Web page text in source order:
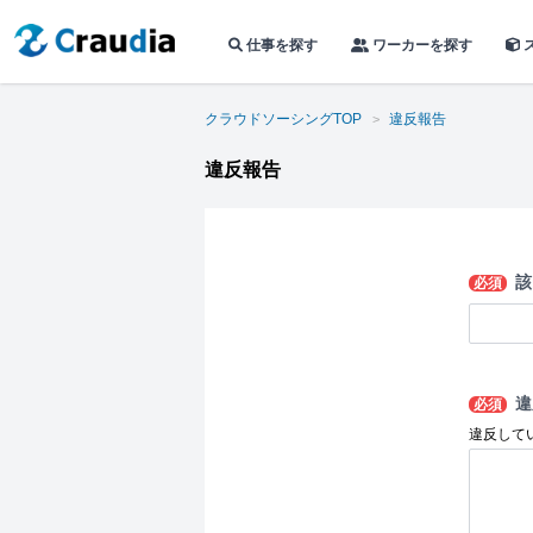
仕事を探す ワーカーを探す
クラウドソーシングTOP 違反報告
違反報告
必須
必須
違反して